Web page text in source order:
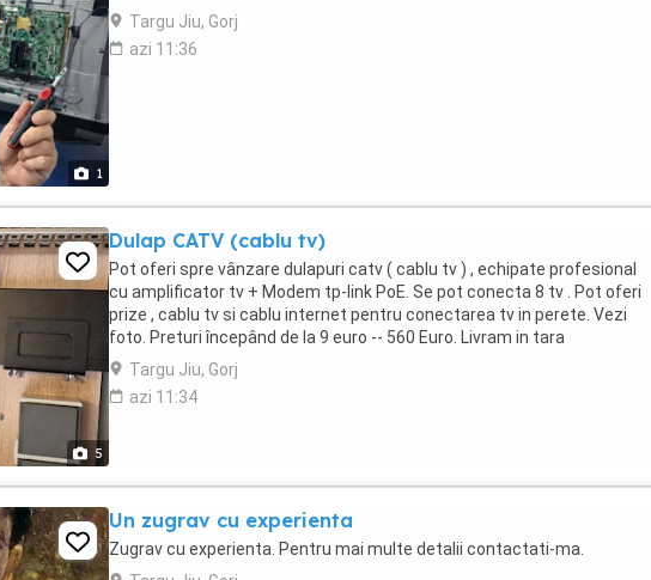
1
Targu Jiu, Gorj
azi 11:36
5
Dulap CATV (cablu tv)
Pot oferi spre vânzare dulapuri catv ( cablu tv ) , echipate profesional
cu amplificator tv + Modem tp-link PoE. Se pot conecta 8 tv . Pot oferi
prize , cablu tv si cablu internet pentru conectarea tv in perete. Vezi
foto. Preturi începând de la 9 euro -- 560 Euro. Livram in tara
Targu Jiu, Gorj
azi 11:34
Un zugrav cu experienta
Zugrav cu experienta. Pentru mai multe detalii contactati-ma.